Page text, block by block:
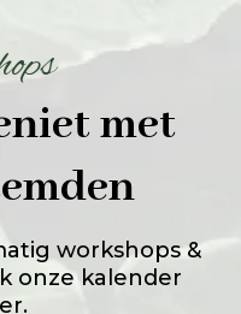
met
workshops &
onze kalender